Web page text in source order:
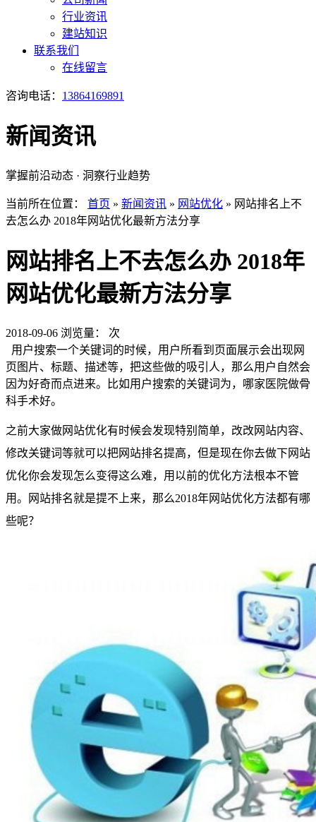
行业资讯
建站知识
联系我们
在线留言
咨询电话： 13864169891
新闻资讯
掌握前沿动态 · 洞察行业趋势
当前所在位置： 首页 » 新闻资讯 » 网站优化 » 网站排名上不
去怎么办 2018年网站优化最新方法分享
网站排名上不去怎么办 2018年
网站优化最新方法分享
2018-09-06 浏览量：
次
用户搜索一个关键词的时候，用户所看到页面展示会出现网
页图片、标题、描述等，把这些做的吸引人，那么用户自然会
因为好奇而点进来。比如用户搜索的关键词为，哪家医院做骨
科手术好。
之前大家做网站优化有时候会发现特别简单，改改网站内容、
修改关键词等就可以把网站排名提高，但是现在你去做下网站
优化你会发现怎么变得这么难，用以前的优化方法根本不管
用。网站排名就是提不上来，那么2018年网站优化方法都有哪
些呢？